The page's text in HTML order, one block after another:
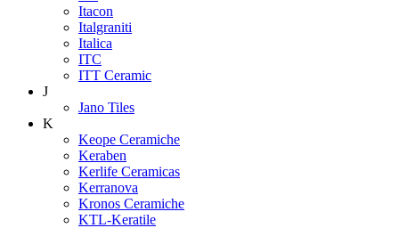
Itacon
Italgraniti
Italica
ITC
ITT Ceramic
J
Jano Tiles
K
Keope Ceramiche
Keraben
Kerlife Ceramicas
Kerranova
Kronos Ceramiche
KTL-Keratile